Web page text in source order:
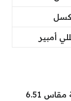
يحتوي U5x على شاشة LCD عالية الدقة مقاس 6.51